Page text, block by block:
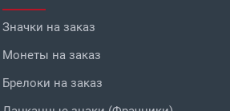
Значки на заказ
Монеты на заказ
Брелоки на заказ